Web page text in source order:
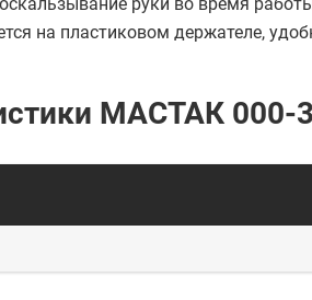
на пластиковом держателе,
МАСТАК 000-